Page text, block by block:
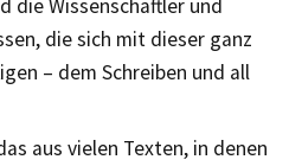
die Wissenschaftler und
die sich mit dieser ganz
– dem Schreiben und all
aus vielen Texten, in denen